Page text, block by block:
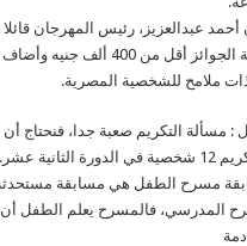
بعدما كانت قيمة
ملامح للشخصية المصرية.
عشر.
مسرح الطفل هي مسابقة
المدرسي، فالمسرح يعلم الطفل أن